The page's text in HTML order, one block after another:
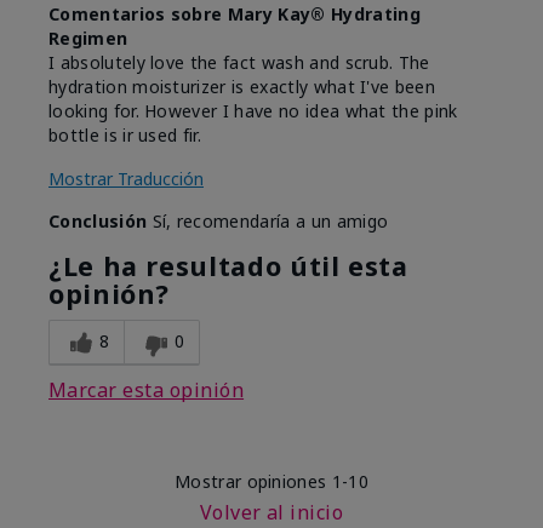
Comentarios sobre Mary Kay® Hydrating
Regimen
I absolutely love the fact wash and scrub. The
hydration moisturizer is exactly what I've been
looking for. However I have no idea what the pink
bottle is ir used fir.
Mostrar Traducción
Conclusión Sí, recomendaría a un amigo
¿Le ha resultado útil esta
opinión?
8 0
Marcar esta opinión
Mostrar opiniones 1-10
Volver al inicio